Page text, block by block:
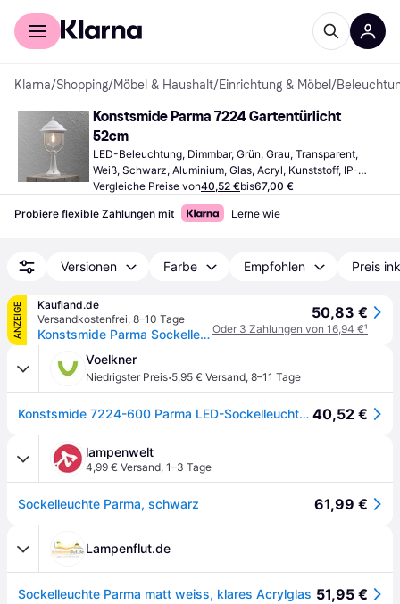
Für Shopper
Klarna/Shopping/Möbel & Haushalt/Einrichtung & Möbel /
Konstsmide Parma 7224 Gartentürlicht
52cm
LED-Beleuchtung, Dimmbar, Grün, Grau, Transparent,
Weiß, Schwarz, Aluminium, Glas, Acryl, Kunststoff, IP-
Schutzart: IP42, IP44, IP54, Lampensockel: E27
Vergleiche Preise von40,52 €bis67,00 €
Probiere flexible Zahlungen mit Lerne wie
Versionen Farbe Empfohlen Preis
ANZEIGE
Kaufland.de
Versandkostenfrei, 8–10 Tage
Konstsmide Parma Sockelleuchte schwarz lackiertes Aluminium, klares Acrylglas 7224-750
50,83 €
Oder 3 Zahlungen von 16,94 €¹
Voelkner
Niedrigster Preis·5,95 € Versand, 8–11 Tage
Konstsmide 7224-600 Parma LED-Sockelleuchte E27 75W Grün 40,52 €
lampenwelt
4,99 € Versand, 1–3 Tage
Sockelleuchte Parma, schwarz 61,99 €
Lampenflut.de
Sockelleuchte Parma matt weiss, klares Acrylglas 51,95 €